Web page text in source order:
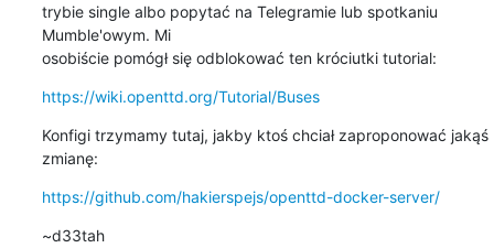
trybie single albo popytać na Telegramie lub spotkaniu
Mumble'owym. Mi
osobiście pomógł się odblokować ten króciutki tutorial:
https://wiki.openttd.org/Tutorial/Buses
Konfigi trzymamy tutaj, jakby ktoś chciał zaproponować jakąś
zmianę:
https://github.com/hakierspejs/openttd-docker-server/
~d33tah